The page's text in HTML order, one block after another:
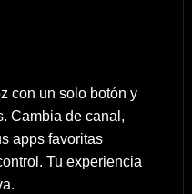
con un solo botón y
Cambia de canal,
apps favoritas
Tu experiencia